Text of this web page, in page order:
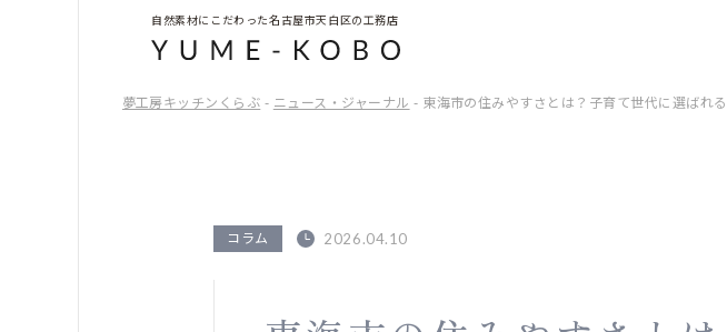
自然素材にこだわった名古屋市天白区の工務店
夢工房キッチンくらぶ - ニュース・ジャーナル - 東海市の住みやすさとは？子育て世代に選ばれ
コラム 2026.04.10